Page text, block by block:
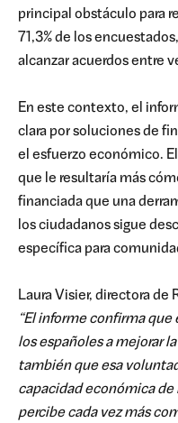
principal obstáculo para
71,3% de los
alcanzar acuerdos entre
En este contexto, el
clara por soluciones de
el esfuerzo económico.
que le resultaría más
financiada que una
los ciudadanos sigue
específica para
Laura Visier, directora
“El informe confirma
los españoles a mejorar
también que esa
capacidad económica de
percibe cada vez más